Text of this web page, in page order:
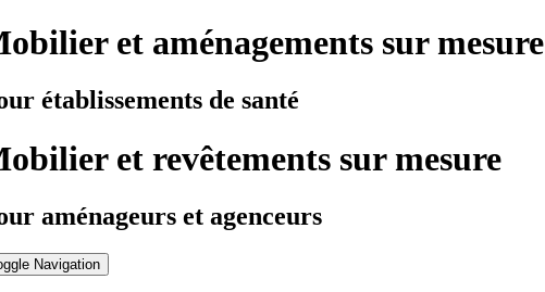
et aménagements sur mesure
établissements de santé
et revêtements sur mesure
aménageurs et agenceurs
Navigation